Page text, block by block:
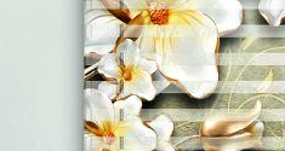
دکوراسیون داخلی و
چیدمان خانه
ایده‌ها و عکس‌ها)